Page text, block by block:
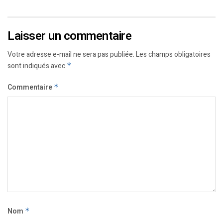
Laisser un commentaire
Votre adresse e-mail ne sera pas publiée.Les champs obligatoires
sont indiqués avec *
Commentaire *
Nom *